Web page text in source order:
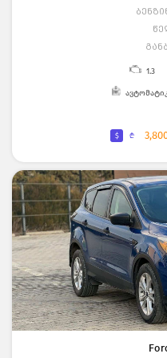
1.3
$ ₾